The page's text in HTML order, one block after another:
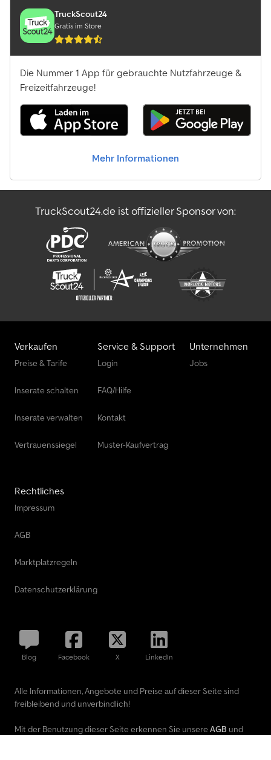
TruckScout24
Gratis im Store
Die Nummer 1 App für gebrauchte Nutzfahrzeuge &
Freizeitfahrzeuge!
Mehr Informationen
TruckScout24.de ist offizieller Sponsor von:
Verkaufen
Preise & Tarife
Inserate schalten
Inserate verwalten
Vertrauenssiegel
Service & Support
Login
FAQ/Hilfe
Kontakt
Muster-Kaufvertrag
Unternehmen
Jobs
Rechtliches
Impressum
AGB
Marktplatzregeln
Datenschutzerklärung
Blog Facebook X LinkedIn
Alle Informationen, Angebote und Preise auf dieser Seite sind
freibleibend und unverbindlich!
Mit der Benutzung dieser Seite erkennen Sie unsere AGB und